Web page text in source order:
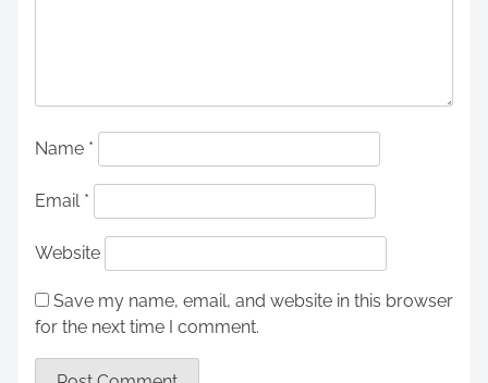
Name *
Email *
Website
Save my name, email, and website in this browser
for the next time I comment.